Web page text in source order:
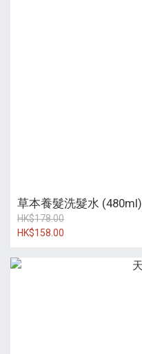
草本養髮洗髮水 (480ml)
HK$178.00
HK$158.00